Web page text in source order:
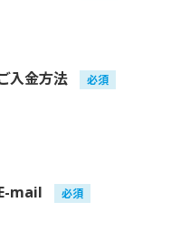
入金方法 必須
mail 必須